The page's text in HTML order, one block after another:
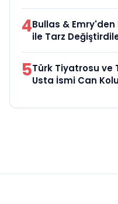
4Bullas &
ile Tarz
5Türk Tiyatrosu ve
Usta İsmi Can